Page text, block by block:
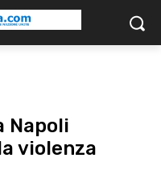
Napoli
violenza